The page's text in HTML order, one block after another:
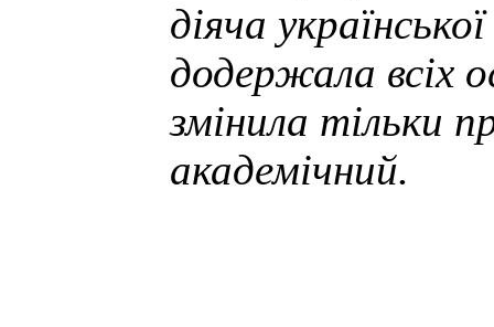
діяча
додержала всіх
змінила тільки
академічний.